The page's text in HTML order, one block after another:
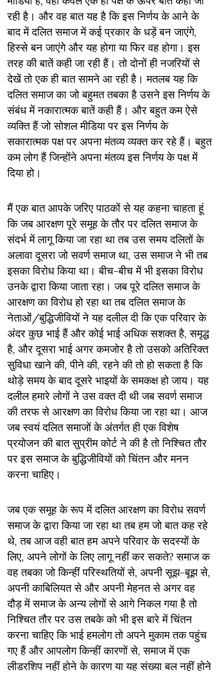
रही है। और वह बात यह है कि इस निर्णय के आने के
बाद में दलित समाज में कई प्रकार के धड़ें बन जाएंगे,
हिस्से बन जाएंगे और यह होगा या फिर वह होगा। इस
तरह की बातें कही जा रही हैं। तो दोनों ही नजरियों से
देखें तो एक ही बात सामने आ रही है। मतलब यह कि
दलित समाज का जो बहुमत तबका है उसने इस निर्णय के
संबंध में नकारात्मक बातें कही हैं। और बहुत कम ऐसे
व्यक्ति हैं जो सोशल मीडिया पर इस निर्णय के
सकारात्मक पक्ष पर अपना मंतव्य व्यक्त कर रहे हैं। बहुत
कम लोग हैं जिन्होंने अपना मंतव्य इस निर्णय के पक्ष में
दिया हो।
मैं एक बात आपके जरिए पाठकों से यह कहना चाहता हूं
कि जब आरक्षण पूरे समूह के तौर पर दलित समाज के
संदर्भ में लागू किया जा रहा था तब उस समय दलितों के
अलावा दूसरा जो सवर्ण समाज था, उस समाज ने भी तब
इसका विरोध किया था। बीच-बीच में भी इसका विरोध
उनके द्वारा किया जाता रहा। जब पूरे दलित समाज के
आरक्षण का विरोध हो रहा था तब दलित समाज के
नेताओं/बुद्धिजीवियों ने यह दलील दी कि एक परिवार के
अंदर कुछ भाई हैं और कोई भाई अधिक सशक्त है, समृद्ध
है, और दूसरा भाई अगर कमजोर है तो उसको अतिरिक्त
सुविधा खाने की, पीने की, रहने की तो हो सकता है कि
थोड़े समय के बाद दूसरे भाइयों के समकक्ष हो जाय। यह
दलील हमारे लोगों ने उस वक्त दी थी जब सवर्ण समाज
की तरफ से आरक्षण का विरोध किया जा रहा था। आज
जब स्वयं दलित समाजों के अंतर्गत ही एक विशेष
प्रयोजन की बात सुप्रीम कोर्ट ने की है तो निश्चित तौर
पर इस समाज के बुद्धिजीवियों को चिंतन और मनन
करना चाहिए।
जब एक समूह के रूप में दलित आरक्षण का विरोध सवर्ण
समाज के द्वारा किया जा रहा था तब हम जो बात कह रहे
थे, तब आज वही बात हम अपने परिवार के सदस्यों के
लिए, अपने लोगों के लिए लागू नहीं कर सकते? समाज क
वह तबका जो किन्हीं परिस्थतियों से, अपनी सूझ-बूझ से,
अपनी काबिलियत से और अपनी मेहनत से अगर वह
दौड़ में समाज के अन्य लोगों से आगे निकल गया है तो
निश्चित तौर पर उस तबके को भी इस बारे में चिंतन
करना चाहिए कि भाई हमलोग तो अपने मुकाम तक पहुंच
गए हैं और आपलोग किन्हीं कारणों से, समाज में एक
लीडरशिप नहीं होने के कारण या यह संख्या बल नहीं होने